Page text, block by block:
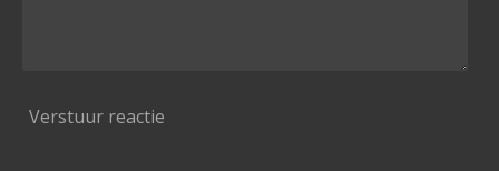
Verstuur reactie